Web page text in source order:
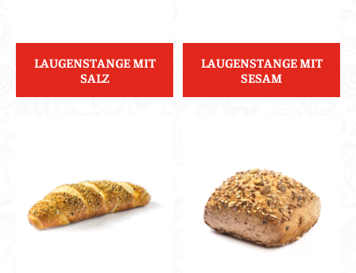
LAUGENSTANGE MIT
SALZ
LAUGENSTANGE MIT
SESAM